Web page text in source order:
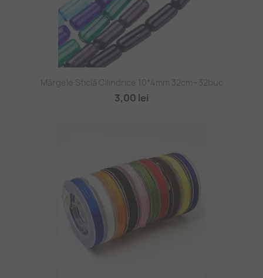
Mărgele Sticlă Cilindrice 10*4mm 32cm~32buc
3,00 lei